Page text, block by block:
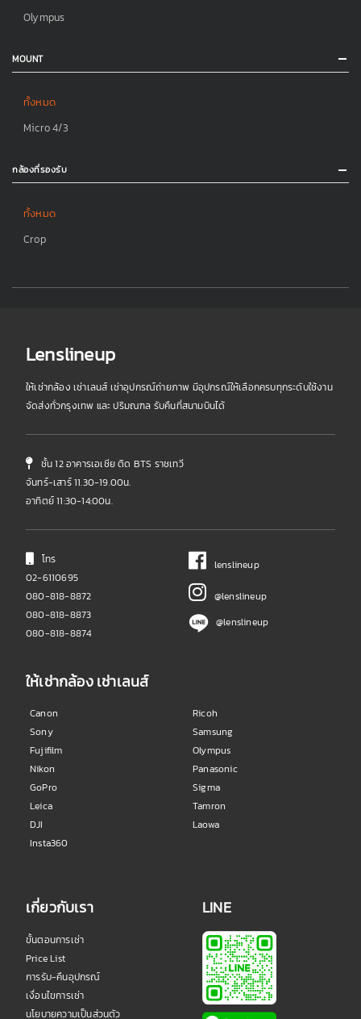
Olympus
MOUNT
ทั้งหมด
Micro 4/3
กล้องที่รองรับ
ทั้งหมด
Crop
Lenslineup
ให้เช่ากล้อง เช่าเลนส์ เช่าอุปกรณ์ถ่ายภาพ มีอุปกรณ์ให้เลือกครบทุกระดับใช้งาน
จัดส่งทั่วกรุงเทพ และ ปริมณฑล รับคืนที่สนามบินได้
ชั้น 12 อาคารเอเชีย ติด BTS ราชเทวี
จันทร์-เสาร์ 11.30-19.00น.
อาทิตย์ 11:30-14:00น.
โทร
02-6110695
080-818-8872
080-818-8873
080-818-8874
lenslineup
@lenslineup
@lenslineup
ให้เช่ากล้อง เช่าเลนส์
Canon
Sony
Fujifilm
Nikon
GoPro
Leica
DJI
Insta360
Ricoh
Samsung
Olympus
Panasonic
Sigma
Tamron
Laowa
เกี่ยวกับเรา
ขั้นตอนการเช่า
Price List
การรับ-คืนอุปกรณ์
เงื่อนไขการเช่า
นโยบายความเป็นส่วนตัว
LINE